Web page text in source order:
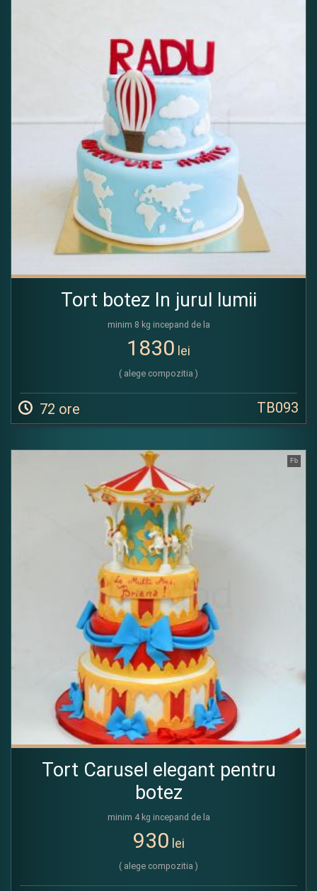
Tort botez In jurul lumii
minim 8 kg incepand de la
1830 lei
( alege compozitia )
72 ore TB093
Fb
Tort Carusel elegant pentru
botez
minim 4 kg incepand de la
930 lei
( alege compozitia )